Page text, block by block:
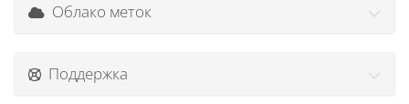
Облако меток
Поддержка